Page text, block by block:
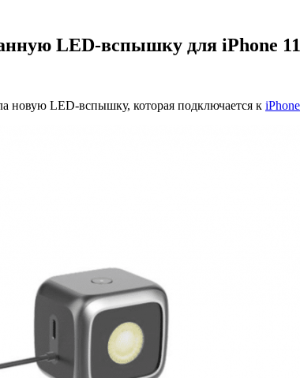
LED-вспышку для iPhone
новую LED-вспышку, которая подключается к